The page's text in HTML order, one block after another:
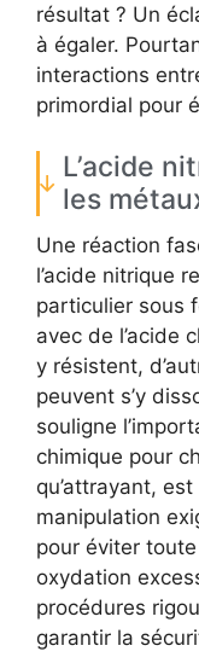
résultat ? Un
à égaler.
interactions
primordial pour
L’acide
les
Une réaction
l’acide nitrique
particulier sous
avec de l’acide
y résistent,
peuvent s’y
souligne
chimique pour
qu’attrayant,
manipulation
pour éviter
oxydation
procédures
garantir la